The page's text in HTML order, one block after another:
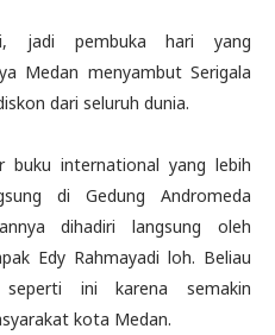
jadi pembuka hari yang
Medan menyambut Serigala
dari seluruh dunia.
buku international yang lebih
di Gedung Andromeda
dihadiri langsung oleh
Edy Rahmayadi loh. Beliau
ini karena semakin
kota Medan.